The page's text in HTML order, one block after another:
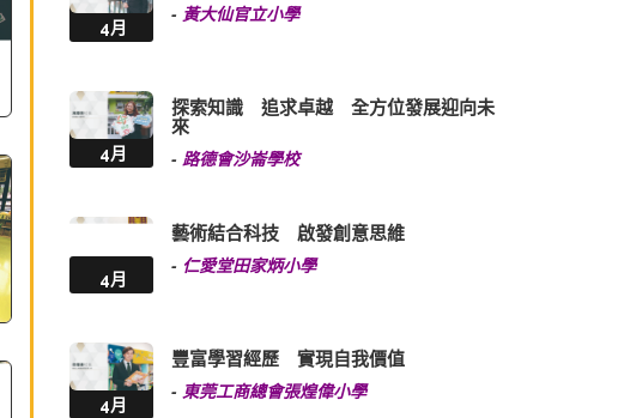
4月
-黃大仙官立小學
4月
探索知識 追求卓越 全方位發展迎向未
來
-路德會沙崙學校
4月
藝術結合科技 啟發創意思維
- 仁愛堂田家炳小學
4月
豐富學習經歷 實現自我價值
-東莞工商總會張煌偉小學